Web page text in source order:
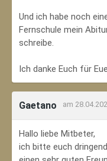
Und ich habe noch
Fernschule mein
schreibe.
Ich danke Euch für
Gaetano am
Hallo liebe Mitbeter,
ich bitte euch